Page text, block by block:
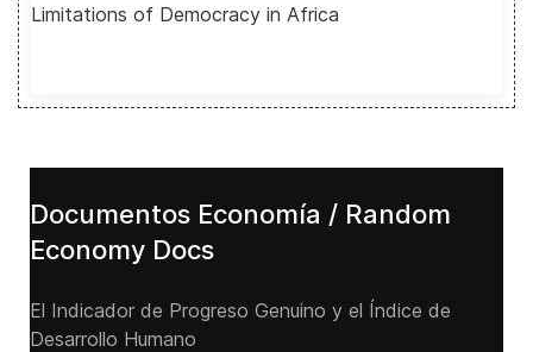
Limitations of Democracy in Africa
Documentos Economía / Random
Economy Docs
El Indicador de Progreso Genuino y el Índice de
Desarrollo Humano